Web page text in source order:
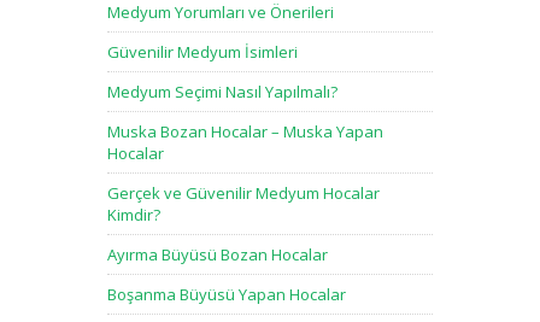
Medyum Yorumları ve Önerileri
Güvenilir Medyum İsimleri
Medyum Seçimi Nasıl Yapılmalı?
Muska Bozan Hocalar – Muska Yapan
Hocalar
Gerçek ve Güvenilir Medyum Hocalar
Kimdir?
Ayırma Büyüsü Bozan Hocalar
Boşanma Büyüsü Yapan Hocalar